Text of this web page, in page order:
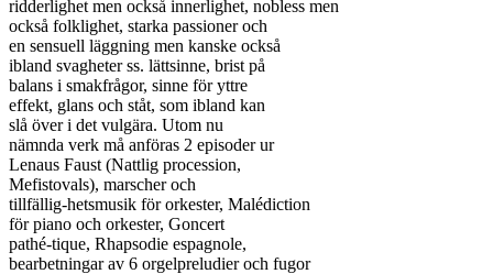
ridderlighet men också innerlighet, nobless men
också folklighet, starka passioner och
en sensuell läggning men kanske också
ibland svagheter ss. lättsinne, brist på
balans i smakfrågor, sinne för yttre
effekt, glans och ståt, som ibland kan
slå över i det vulgära. Utom nu
nämnda verk må anföras 2 episoder ur
Lenaus Faust (Nattlig procession,
Mefistovals), marscher och
tillfällig-hetsmusik för orkester, Malédiction
för piano och orkester, Goncert
pathé-tique, Rhapsodie espagnole,
bearbetningar av 6 orgelpreludier och fugor